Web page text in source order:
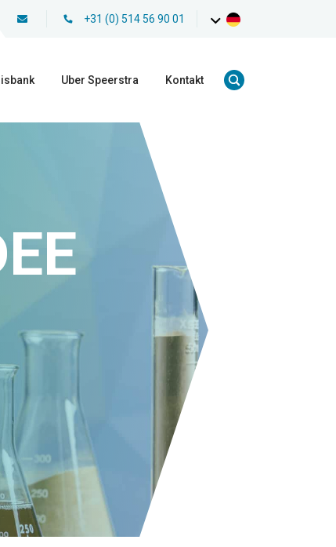
+31 (0) 514 56 90 01
Uber Speerstra Kontakt